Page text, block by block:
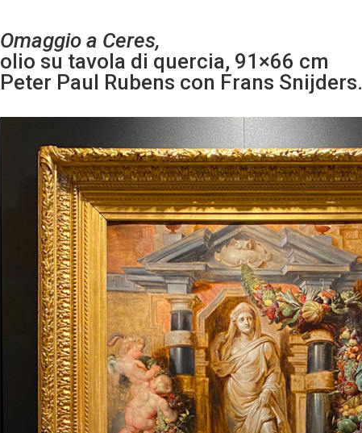
Omaggio a Ceres,
olio su tavola di quercia, 91×66 cm
Peter Paul Rubens con Frans Snijders.